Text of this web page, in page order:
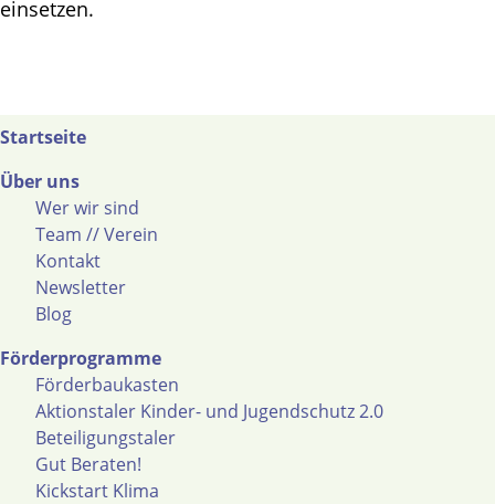
einsetzen.
Startseite
Über uns
Wer wir sind
Team // Verein
Kontakt
Newsletter
Blog
Förderprogramme
Förderbaukasten
Aktionstaler Kinder- und Jugendschutz 2.0
Beteiligungstaler
Gut Beraten!
Kickstart Klima